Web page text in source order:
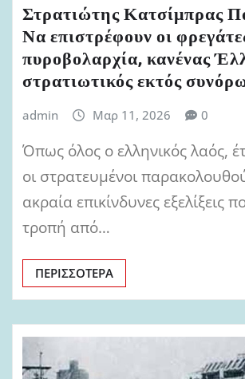
Στρατιώτης Κατσίμπρας
Να επιστρέφουν οι
πυροβολαρχία, κανένας
στρατιωτικός εκτός
admin Μαρ 11, 2026 0
Όπως όλος ο ελληνικός λαός,
οι στρατευμένοι
ακραία επικίνδυνες εξελίξεις
τροπή από…
ΠΕΡΙΣΣΌΤΕΡΑ